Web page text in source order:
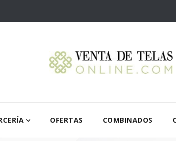
OFERTAS COMBINADOS